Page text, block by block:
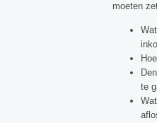
moeten
te